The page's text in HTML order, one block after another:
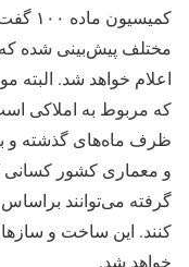
مختلف پیش‌بینی شده
اعلام خواهد شد.
که مربوط به املاکی
ظرف ماه‌های گذشته و
و معماری کشور کسانی
گرفته می‌توانند
کنند. این ساخت و
خواهد شد.